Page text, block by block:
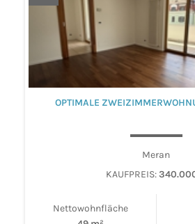
OPTIMALE
Meran
KAUFPREIS:
Nettowohnfläche